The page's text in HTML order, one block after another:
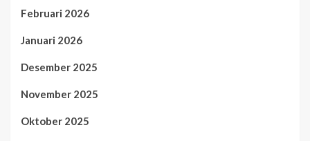
Februari 2026
Januari 2026
Desember 2025
November 2025
Oktober 2025